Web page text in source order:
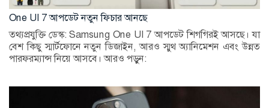
One UI 7 আপডেট নতুন ফিচার আনছে
তথ্যপ্রযুক্তি ডেস্ক: Samsung One UI 7 আপডেট শিগগিরই আসছে। যা
বেশ কিছু স্মার্টফোনে নতুন ডিজাইন, আরও স্মুথ অ্যানিমেশন এবং উন্নত
পারফরম্যান্স নিয়ে আসবে। আরও পড়ুন: